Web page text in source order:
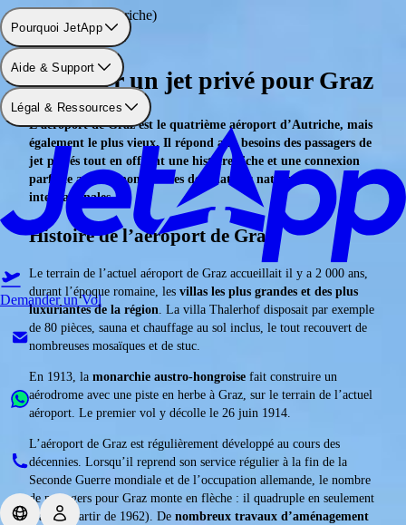
Pourquoi JetApp
Aide & Support
Légal & Ressources
Demander un Vol
Aéroport: Graz (Autriche)
Réserver un jet privé pour Graz
L’aéroport de Graz est le quatrième aéroport d’Autriche, mais
également le plus vieux. Il répond aux besoins des passagers de
jet privés tout en offrant une histoire riche et une connexion
parfaite avec de nombreuses destinations nationales et
internationales.
Histoire de l’aéroport de Graz
Le terrain de l’actuel aéroport de Graz accueillait il y a 2 000 ans,
durant l’époque romaine, les villas les plus grandes et des plus
luxuriantes de la région. La villa Thalerhof disposait par exemple
de 80 pièces, sauna et chauffage au sol inclus, le tout recouvert de
nombreuses mosaïques et de stuc.
En 1913, la monarchie austro-hongroise fait construire un
aérodrome avec une piste en herbe à Graz, sur le terrain de l’actuel
aéroport. Le premier vol y décolle le 26 juin 1914.
L’aéroport de Graz est régulièrement développé au cours des
décennies. Lorsqu’il reprend son service régulier à la fin de la
Seconde Guerre mondiale et de l’occupation allemande, le nombre
de passagers pour Graz monte en flèche : il quadruple en seulement
7 ans (à partir de 1962). De nombreux travaux d’aménagement